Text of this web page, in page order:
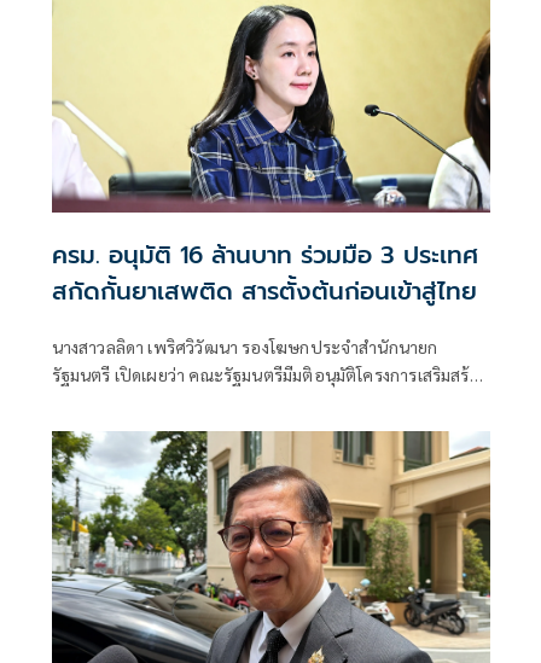
ครม. อนุมัติ 16 ล้านบาท ร่วมมือ 3 ประเทศ
สกัดกั้นยาเสพติด สารตั้งต้นก่อนเข้าสู่ไทย
นางสาวลลิดา เพริศวิวัฒนา รองโฆษกประจำสำนักนายก
รัฐมนตรี เปิดเผยว่า คณะรัฐมนตรีมีมติอนุมัติโครงการเสริมสร้าง
ยาเสพติดและทำลายเครือข่ายการค้ายาเสพติดระหว่าง
ประเทศ ประจำปีงบประมาณ พ.ศ. 2569 วงเงินรวม 16 ล้าน
บาท ตามที่กระทรวงยุติธรรม โดยสำนักงานคณะกรรมการ
ป้องกันและปราบปรามยาเสพติด หรือสำนักงาน ป.ป.ส.